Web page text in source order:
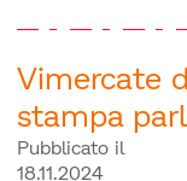
Vimercate
stampa
Pubblicato il
18.11.2024